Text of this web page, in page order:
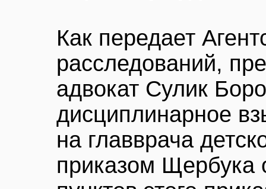
Как передает
расследований,
адвокат Сулик
дисциплинарное
на главврача
приказом Щербука